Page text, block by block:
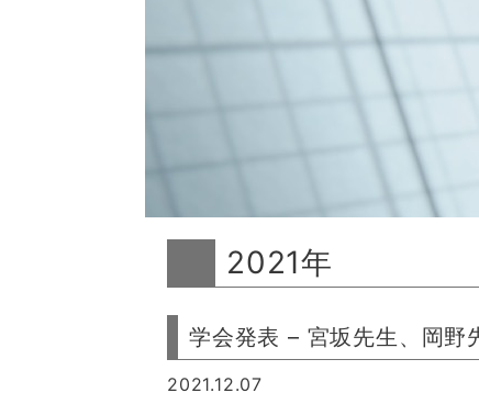
2021年
学会発表 – 宮坂先生、岡野
2021.12.07